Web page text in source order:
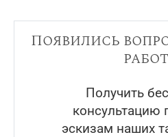
Появились
Получить
консультацию
эскизам наших